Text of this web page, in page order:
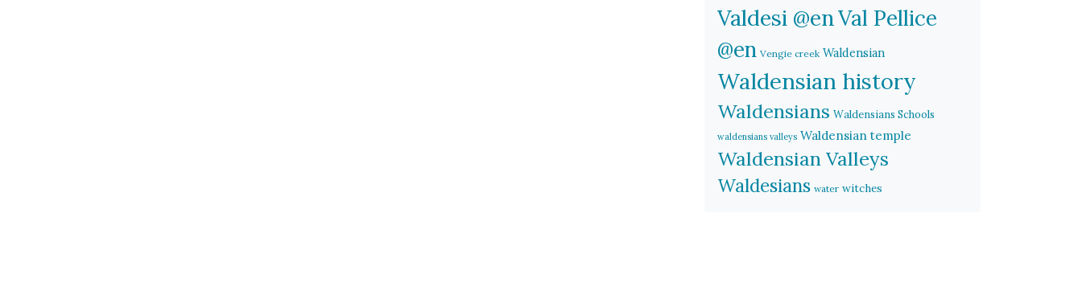
Valdesi @enVal Pellice
@en Vengie creek Waldensian
Waldensian history
Waldensians Waldensians Schools
waldensians valleys Waldensian temple
Waldensian Valleys
Waldesians water witches